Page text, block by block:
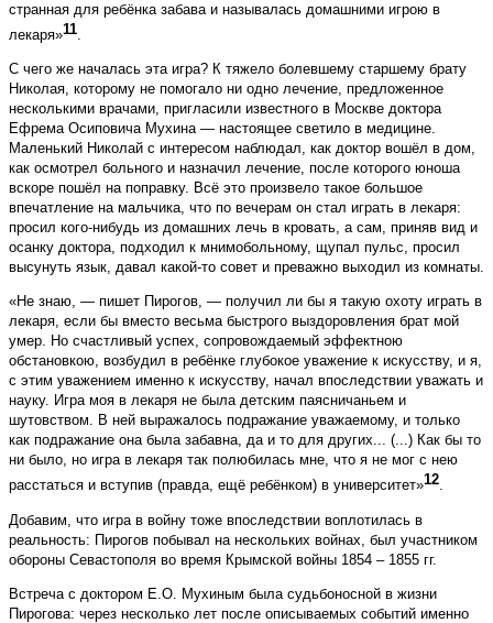
странная для ребёнка забава и называлась домашними игрою в
лекаря»11.
С чего же началась эта игра? К тяжело болевшему старшему брату
Николая, которому не помогало ни одно лечение, предложенное
несколькими врачами, пригласили известного в Москве доктора
Ефрема Осиповича Мухина — настоящее светило в медицине.
Маленький Николай с интересом наблюдал, как доктор вошёл в дом,
как осмотрел больного и назначил лечение, после которого юноша
вскоре пошёл на поправку. Всё это произвело такое большое
впечатление на мальчика, что по вечерам он стал играть в лекаря:
просил кого-нибудь из домашних лечь в кровать, а сам, приняв вид и
осанку доктора, подходил к мнимобольному, щупал пульс, просил
высунуть язык, давал какой-то совет и преважно выходил из комнаты.
«Не знаю, — пишет Пирогов, — получил ли бы я такую охоту играть в
лекаря, если бы вместо весьма быстрого выздоровления брат мой
умер. Но счастливый успех, сопровождаемый эффектною
обстановкою, возбудил в ребёнке глубокое уважение к искусству, и я,
с этим уважением именно к искусству, начал впоследствии уважать и
науку. Игра моя в лекаря не была детским паясничаньем и
шутовством. В ней выражалось подражание уважаемому, и только
как подражание она была забавна, да и то для других... (...) Как бы то
ни было, но игра в лекаря так полюбилась мне, что я не мог с нею
расстаться и вступив (правда, ещё ребёнком) в университет»12.
Добавим, что игра в войну тоже впоследствии воплотилась в
реальность: Пирогов побывал на нескольких войнах, был участником
обороны Севастополя во время Крымской войны 1854 – 1855 гг.
Встреча с доктором Е.О. Мухиным была судьбоносной в жизни
Пирогова: через несколько лет после описываемых событий именно